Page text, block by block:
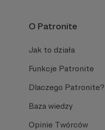
O Patronite
Jak to działa
Funkcje Patronite
Dlaczego Patronite?
Baza wiedzy
Opinie Twórców